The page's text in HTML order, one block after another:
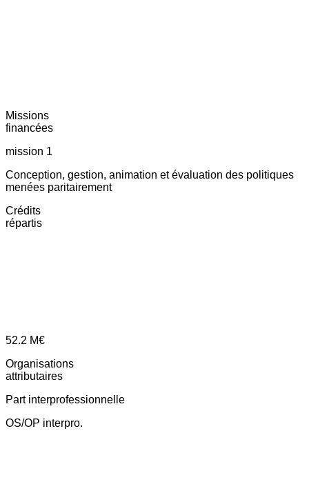
Missions
financées
mission 1
Conception, gestion, animation et évaluation des politiques
menées paritairement
Crédits
répartis
52.2 M€
Organisations
attributaires
Part interprofessionnelle
OS/OP interpro.